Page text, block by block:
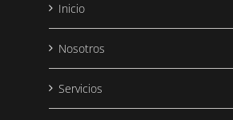
Inicio
Nosotros
Servicios